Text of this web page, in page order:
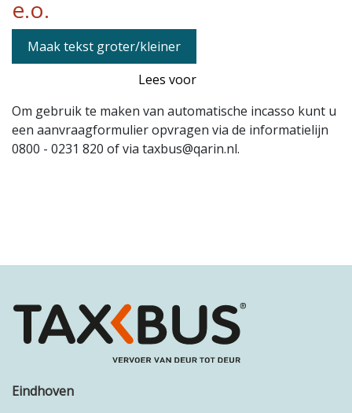
e.o.
Maak tekst groter/kleiner
Lees voor
Om gebruik te maken van automatische incasso kunt u
een aanvraagformulier opvragen via de informatielijn
0800 - 0231 820 of via taxbus@qarin.nl.
Eindhoven